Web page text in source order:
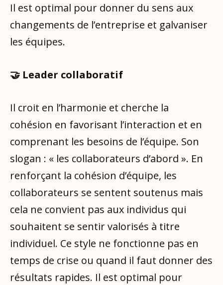
Il est optimal pour donner du sens aux
changements de l’entreprise et galvaniser
les équipes.
🤝 Leader collaboratif
Il croit en l’harmonie et cherche la
cohésion en favorisant l’interaction et en
comprenant les besoins de l’équipe. Son
slogan : « les collaborateurs d’abord ». En
renforçant la cohésion d’équipe, les
collaborateurs se sentent soutenus mais
cela ne convient pas aux individus qui
souhaitent se sentir valorisés à titre
individuel. Ce style ne fonctionne pas en
temps de crise ou quand il faut donner des
résultats rapides. Il est optimal pour